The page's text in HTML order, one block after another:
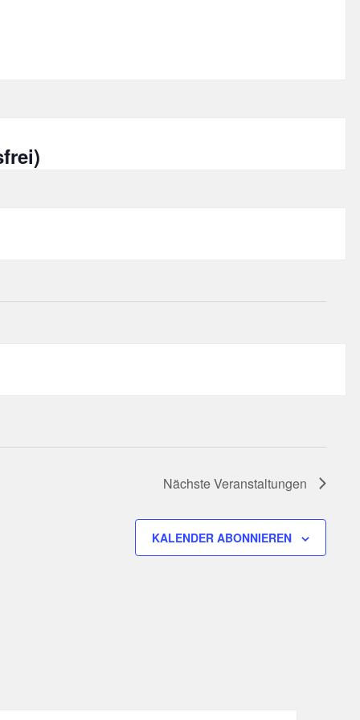
NächsteVeranstaltungen
KALENDER ABONNIEREN